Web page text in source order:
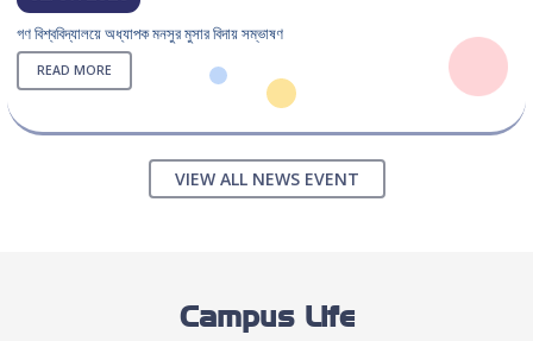
গণ বিশ্ববিদ্যালয়ে অধ্যাপক মনসুর মুসার বিদায় সম্ভাষণ
READ MORE
VIEW ALL NEWS EVENT
Campus Life